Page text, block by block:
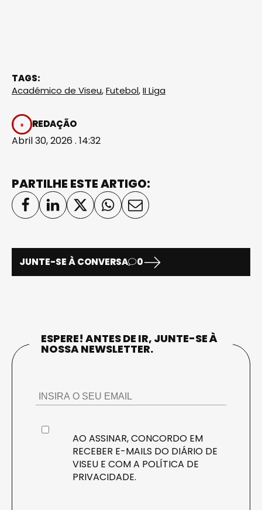
TAGS:
Académico de Viseu,Futebol,II Liga
REDAÇÃO
Abril 30, 2026 . 14:32
PARTILHE ESTE ARTIGO:
JUNTE-SE À CONVERSA 0
ESPERE! ANTES DE IR, JUNTE-SE À
NOSSA NEWSLETTER.
AO ASSINAR, CONCORDO EM
RECEBER E-MAILS DO DIÁRIO DE
VISEU E COM A POLÍTICA DE
PRIVACIDADE.